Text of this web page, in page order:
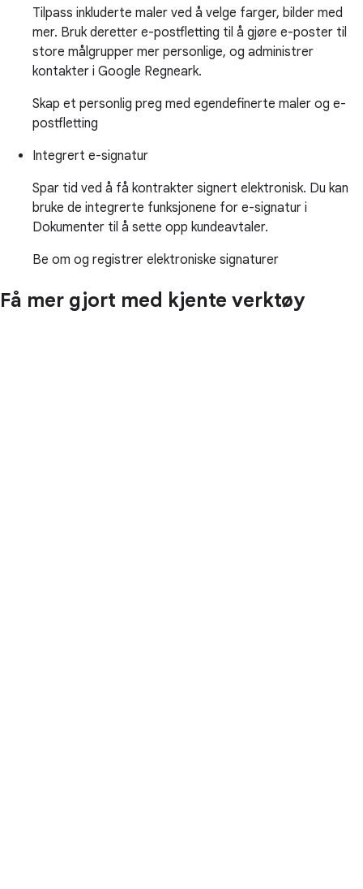
Tilpass inkluderte maler ved å velge farger, bilder med
mer. Bruk deretter e-postfletting til å gjøre e-poster til
store målgrupper mer personlige, og administrer
kontakter i Google Regneark.
Skap et personlig preg med egendefinerte maler og e-
postfletting
Integrert e-signatur
Spar tid ved å få kontrakter signert elektronisk. Du kan
bruke de integrerte funksjonene for e-signatur i
Dokumenter til å sette opp kundeavtaler.
Be om og registrer elektroniske signaturer
Få mer gjort med kjente verktøy